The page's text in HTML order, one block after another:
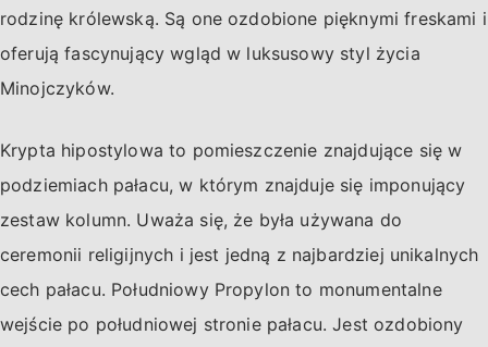
rodzinę królewską. Są one ozdobione pięknymi freskami i
oferują fascynujący wgląd w luksusowy styl życia
Minojczyków.
Krypta hipostylowa to pomieszczenie znajdujące się w
podziemiach pałacu, w którym znajduje się imponujący
zestaw kolumn. Uważa się, że była używana do
ceremonii religijnych i jest jedną z najbardziej unikalnych
cech pałacu. Południowy Propylon to monumentalne
wejście po południowej stronie pałacu. Jest ozdobiony